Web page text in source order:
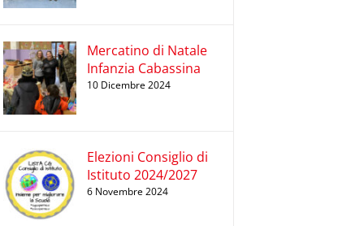
Mercatino di Natale
Infanzia Cabassina
10 Dicembre 2024
Elezioni Consiglio di
Istituto 2024/2027
6 Novembre 2024